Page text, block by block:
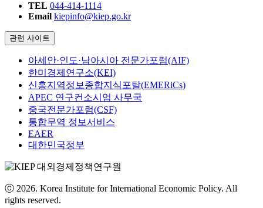
TEL 044-414-1114
Email kiepinfo@kiep.go.kr
관련 사이트
아세안·인도·남아시아 전문가포럼(AIF)
한미경제연구소(KEI)
신흥지역정보종합지식포탈(EMERiCs)
APEC 연구컨소시엄 사무국
중국전문가포럼(CSF)
통합무역 정보서비스
EAER
대한민국정부
ⓒ 2026. Korea Institute for International Economic Policy. All
rights reserved.